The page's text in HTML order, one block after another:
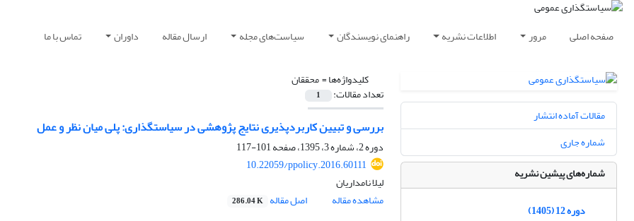
صفحه اصلی مرور اطلاعات نشریه راهنمای نویسندگان سیاست‌های مجله ارسال مقاله داوران تماس با ما
کلیدواژه‌ها =‌ محققان
تعداد مقالات: 1
بررسی و تبیین کاربردپذیری نتایج پژوهشی در سیاستگذاری: پلی میان نظر و عمل
دوره 2، شماره 3، 1395، صفحه
101-117
10.22059/ppolicy.2016.60111
لیلا نامداریان
مشاهده مقاله
اصل مقاله 286.04 K
مقالات آماده انتشار
شماره جاری
شماره‌های پیشین نشریه
دوره 12 (1405)